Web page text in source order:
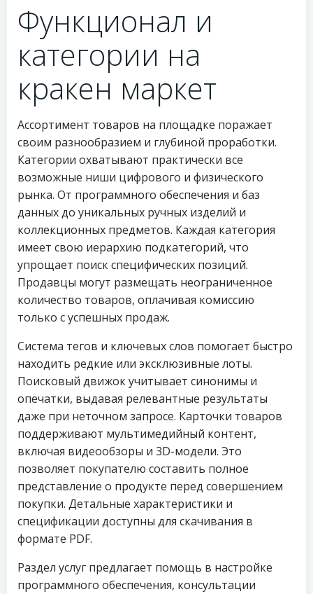
Функционал и
категории на
кракен маркет
Ассортимент товаров на площадке поражает
своим разнообразием и глубиной проработки.
Категории охватывают практически все
возможные ниши цифрового и физического
рынка. От программного обеспечения и баз
данных до уникальных ручных изделий и
коллекционных предметов. Каждая категория
имеет свою иерархию подкатегорий, что
упрощает поиск специфических позиций.
Продавцы могут размещать неограниченное
количество товаров, оплачивая комиссию
только с успешных продаж.
Система тегов и ключевых слов помогает быстро
находить редкие или эксклюзивные лоты.
Поисковый движок учитывает синонимы и
опечатки, выдавая релевантные результаты
даже при неточном запросе. Карточки товаров
поддерживают мультимедийный контент,
включая видеообзоры и 3D-модели. Это
позволяет покупателю составить полное
представление о продукте перед совершением
покупки. Детальные характеристики и
спецификации доступны для скачивания в
формате PDF.
Раздел услуг предлагает помощь в настройке
программного обеспечения, консультации